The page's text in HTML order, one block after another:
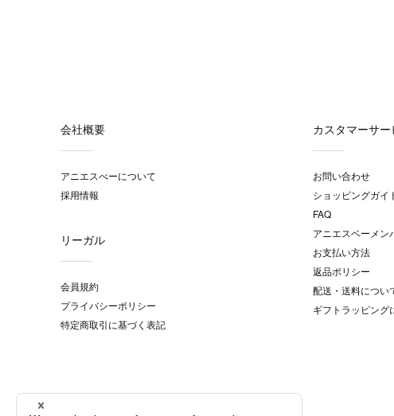
会社概要
アニエスべーについて
採用情報
リーガル
会員規約
プライバシーポリシー
特定商取引に基づく表記
カスタマーサー
お問い合わせ
ショッピングガイ
FAQ
アニエスベーメン
お支払い方法
返品ポリシー
配送・送料につい
ギフトラッピング